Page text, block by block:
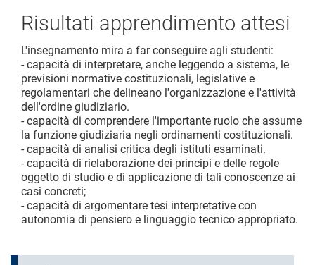
Risultati apprendimento attesi
L'insegnamento mira a far conseguire agli studenti:
- capacità di interpretare, anche leggendo a sistema, le
previsioni normative costituzionali, legislative e
regolamentari che delineano l'organizzazione e l'attività
dell'ordine giudiziario.
- capacità di comprendere l'importante ruolo che assume
la funzione giudiziaria negli ordinamenti costituzionali.
- capacità di analisi critica degli istituti esaminati.
- capacità di rielaborazione dei principi e delle regole
oggetto di studio e di applicazione di tali conoscenze ai
casi concreti;
- capacità di argomentare tesi interpretative con
autonomia di pensiero e linguaggio tecnico appropriato.